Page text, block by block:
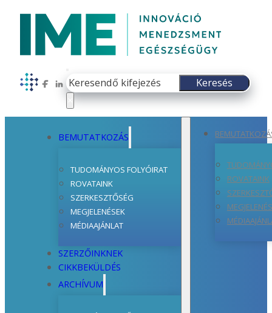
Follow us on Facebook
Follow us on LinkedIn
Keresés
Keresés
BEMUTATKOZÁS
TUDOMÁNYOS FOLYÓIRAT
ROVATAINK
SZERKESZTŐSÉG
MEGJELENÉSEK
MÉDIAAJÁNLAT
SZERZŐINKNEK
CIKKBEKÜLDÉS
ARCHÍVUM
ROVATAINK